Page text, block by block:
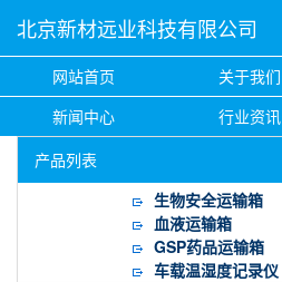
北京新材远业科技有限公司
网站首页 关于我们
新闻中心
行业资讯
产品列表
生物安全运输箱
血液运输箱
GSP药品运输箱
车载温湿度记录仪